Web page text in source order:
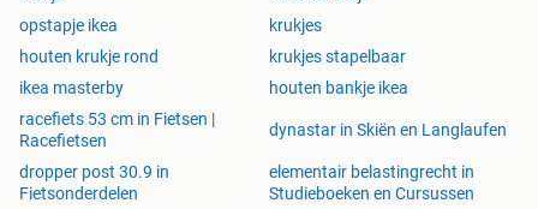
opstapje ikea
krukjes
houten krukje rond
krukjes stapelbaar
ikea masterby
houten bankje ikea
racefiets 53 cm in Fietsen |
Racefietsen
dynastar in Skiën en Langlaufen
dropper post 30.9 in
Fietsonderdelen
elementair belastingrecht in
Studieboeken en Cursussen